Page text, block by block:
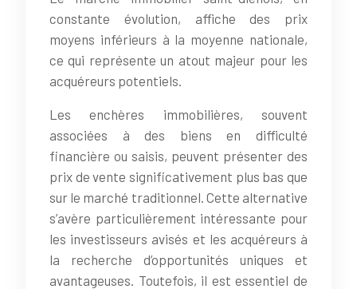
constante évolution, affiche des prix
moyens inférieurs à la moyenne nationale,
ce qui représente un atout majeur pour les
acquéreurs potentiels.
Les enchères immobilières, souvent
associées à des biens en difficulté
financière ou saisis, peuvent présenter des
prix de vente significativement plus bas que
sur le marché traditionnel. Cette alternative
s’avère particulièrement intéressante pour
les investisseurs avisés et les acquéreurs à
la recherche d’opportunités uniques et
avantageuses. Toutefois, il est essentiel de